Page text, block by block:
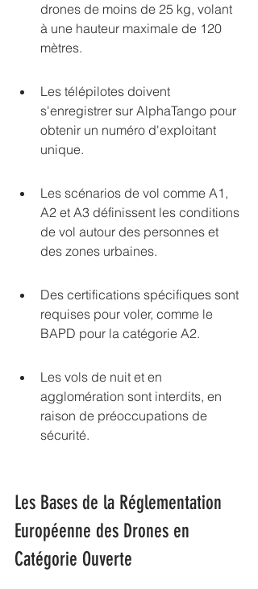
drones de moins de 25 kg, volant
à une hauteur maximale de 120
mètres.
Les télépilotes doivent
s'enregistrer sur AlphaTango pour
obtenir un numéro d'exploitant
unique.
Les scénarios de vol comme A1,
A2 et A3 définissent les conditions
de vol autour des personnes et
des zones urbaines.
Des certifications spécifiques sont
requises pour voler, comme le
BAPD pour la catégorie A2.
Les vols de nuit et en
agglomération sont interdits, en
raison de préoccupations de
sécurité.
Les Bases de la Réglementation
Européenne des Drones en
Catégorie Ouverte